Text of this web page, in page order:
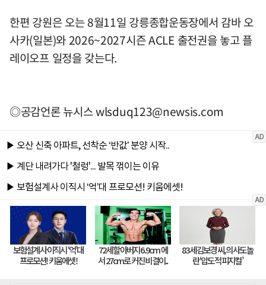
한편 강원은 오는 8월11일 강릉종합운동장에서 감바 오
사카(일본)와 2026~2027시즌 ACLE 출전권을 놓고 플
레이오프 일정을 갖는다.
◎공감언론 뉴시스wlsduq123@newsis.com